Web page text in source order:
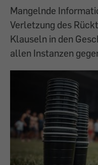
Mangelnde
Verletzung des
Klauseln in den
allen Instanzen